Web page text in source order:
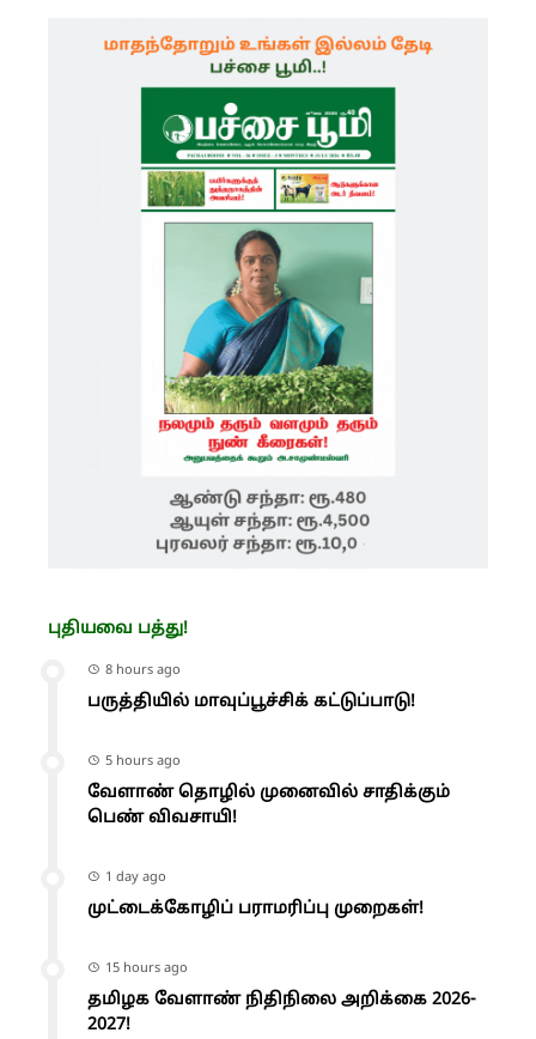
புதியவை பத்து!
8 hours ago
பருத்தியில் மாவுப்பூச்சிக் கட்டுப்பாடு!
5 hours ago
வேளாண் தொழில் முனைவில் சாதிக்கும்
பெண் விவசாயி!
1 day ago
முட்டைக்கோழிப் பராமரிப்பு முறைகள்!
15 hours ago
தமிழக வேளாண் நிதிநிலை அறிக்கை 2026-
2027!